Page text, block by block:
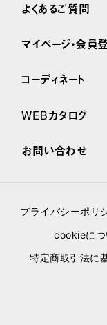
よくあるご質問
マイページ・会員
コーディネート
WEBカタログ
お問い合わせ
プライバシーポリ
cookieにつ
特定商取引法に